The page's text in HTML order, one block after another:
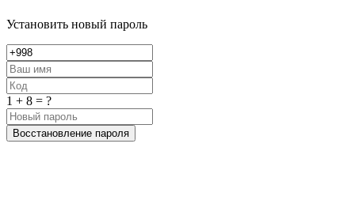
Установить новый пароль
1 + 8 = ?
Восстановление пароля